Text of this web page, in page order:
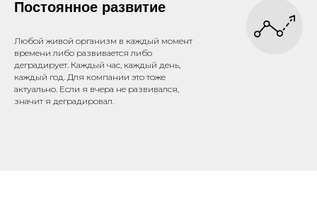
Постоянное развитие
Любой живой организм в каждый момент
времени либо развивается либо
деградирует. Каждый час, каждый день,
каждый год. Для компании это тоже
актуально. Если я вчера не развивался,
значит я деградировал.